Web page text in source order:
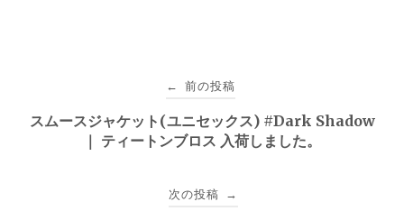
稿
← 前の投稿
スムースジャケット(ユニセックス) #Dark Shadow
｜ ティートンブロス 入荷しました。
次の投稿 →